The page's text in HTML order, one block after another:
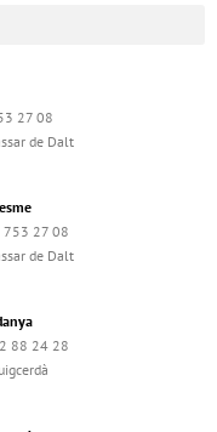
27 08
de Dalt
753 27 08
de Dalt
88 24 28